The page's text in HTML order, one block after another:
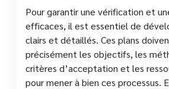
Pour garantir une vérification et
efficaces, il est essentiel de
clairs et détaillés. Ces plans
précisément les objectifs, les
critères d’acceptation et les
pour mener à bien ces processus.